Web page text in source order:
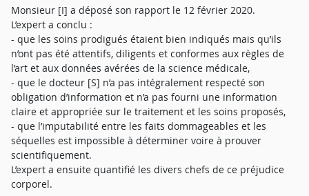
Monsieur [I] a déposé son rapport le 12 février 2020.
L’expert a conclu :
- que les soins prodigués étaient bien indiqués mais qu’ils
n’ont pas été attentifs, diligents et conformes aux règles de
l’art et aux données avérées de la science médicale,
- que le docteur [S] n’a pas intégralement respecté son
obligation d’information et n’a pas fourni une information
claire et appropriée sur le traitement et les soins proposés,
- que l’imputabilité entre les faits dommageables et les
séquelles est impossible à déterminer voire à prouver
scientifiquement.
L’expert a ensuite quantifié les divers chefs de ce préjudice
corporel.